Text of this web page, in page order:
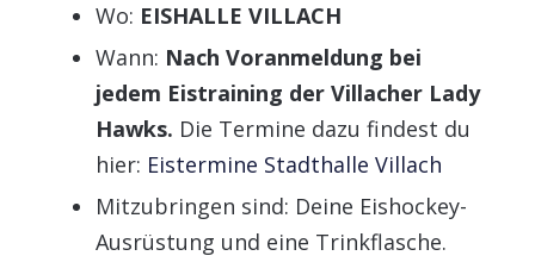
Wo: EISHALLE VILLACH
Wann: Nach Voranmeldung bei
jedem Eistraining der Villacher Lady
Hawks. Die Termine dazu findest du
hier: Eistermine Stadthalle Villach
Mitzubringen sind: Deine Eishockey-
Ausrüstung und eine Trinkflasche.